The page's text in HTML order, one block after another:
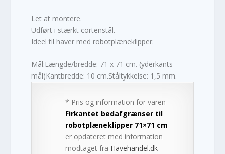
Let at montere.
Udført i stærkt cortenstål.
Ideel til haver med robotplæneklipper.
Mål:Længde/bredde: 71 x 71 cm. (yderkants
mål)Kantbredde: 10 cm.Ståltykkelse: 1,5 mm.
* Pris og information for varen
Firkantet bedafgrænser til
robotplæneklipper 71×71 cm
er opdateret med information
modtaget fra Havehandel.dk